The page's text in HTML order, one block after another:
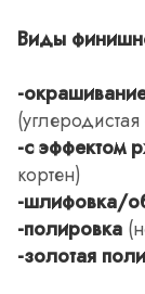
Виды
-
-с эффектом
кортен)
-шлифовка/
-полировка
-золотая